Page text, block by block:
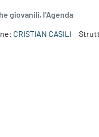
giovanili, l’Agenda
CRISTIAN CASILI